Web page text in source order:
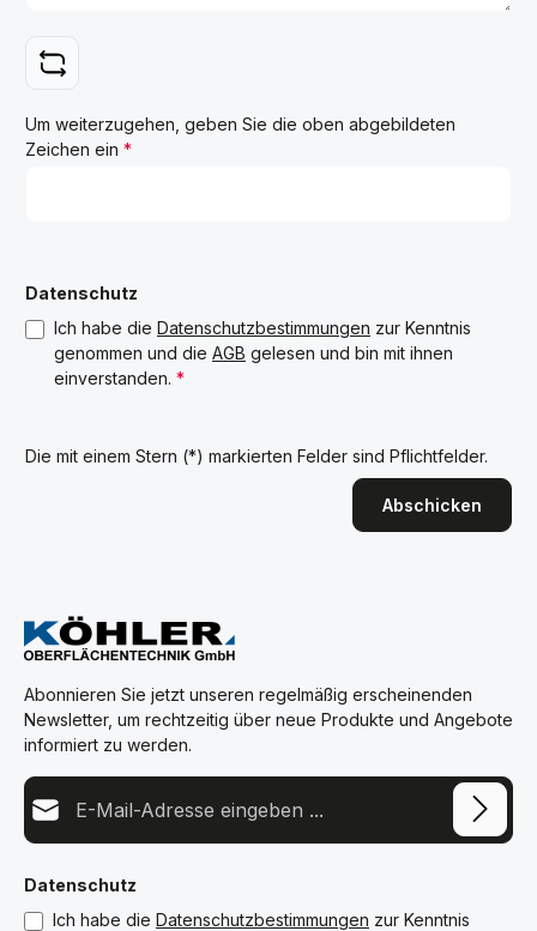
Um weiterzugehen, geben Sie die oben abgebildeten
Zeichen ein *
Datenschutz
Ich habe die Datenschutzbestimmungen zur Kenntnis
genommen und die AGB gelesen und bin mit ihnen
einverstanden. *
Die mit einem Stern (*) markierten Felder sind Pflichtfelder.
Abschicken
Abonnieren Sie jetzt unseren regelmäßig erscheinenden
Newsletter, um rechtzeitig über neue Produkte und Angebote
informiert zu werden.
E-Mail-Adresse*
Datenschutz
Ich habe die Datenschutzbestimmungen zur Kenntnis